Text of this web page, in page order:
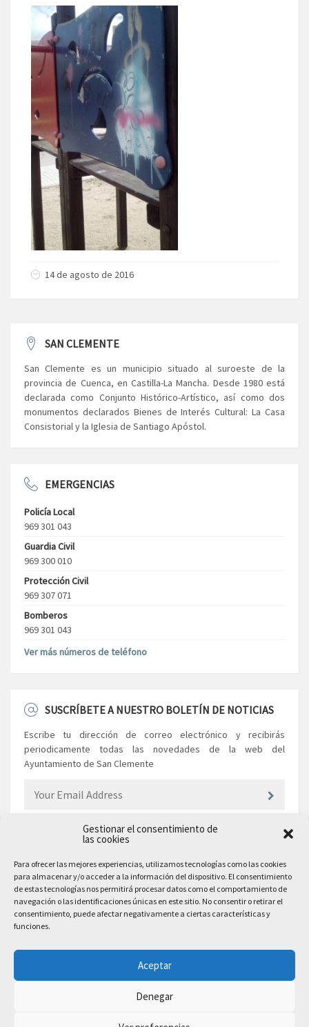
Gestionar el consentimiento de
las cookies
Para ofrecer las mejores experiencias, utilizamos tecnologías como las cookies
para almacenar y/o acceder a la información del dispositivo. El consentimiento
de estas tecnologías nos permitirá procesar datos como el comportamiento de
navegación o las identificaciones únicas en este sitio. No consentir o retirar el
consentimiento, puede afectar negativamente a ciertas características y
funciones.
Aceptar
Denegar
14 de agosto de 2016
SAN CLEMENTE
San Clemente es un municipio situado al suroeste de la
provincia de Cuenca, en Castilla-La Mancha. Desde 1980 está
declarada como Conjunto Histórico-Artístico, así como dos
monumentos declarados Bienes de Interés Cultural: La Casa
Consistorial y la Iglesia de Santiago Apóstol.
EMERGENCIAS
Policía Local
969 301 043
Guardia Civil
969 300 010
Protección Civil
969 307 071
Bomberos
969 301 043
Ver más números de teléfono
SUSCRÍBETE A NUESTRO BOLETÍN DE NOTICIAS
Escribe tu dirección de correo electrónico y recibirás
periodicamente todas las novedades de la web del
Ayuntamiento de San Clemente
EL AYUNTAMIENTO
Plaza Mayor, 10
San Clemente, 16600, Cuenca
Teléfono: 969 300 003
Email Comunicación y Publicidad:
comunicacion@sanclemente.es